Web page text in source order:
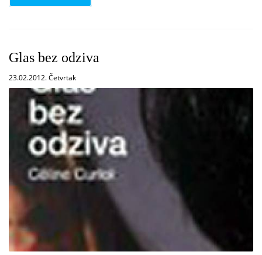
Glas bez odziva
23.02.2012. Četvrtak